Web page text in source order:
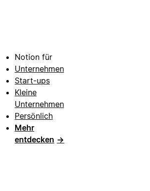
Notion für
Unternehmen
Start-ups
Kleine
Unternehmen
Persönlich
Mehr
entdecken →